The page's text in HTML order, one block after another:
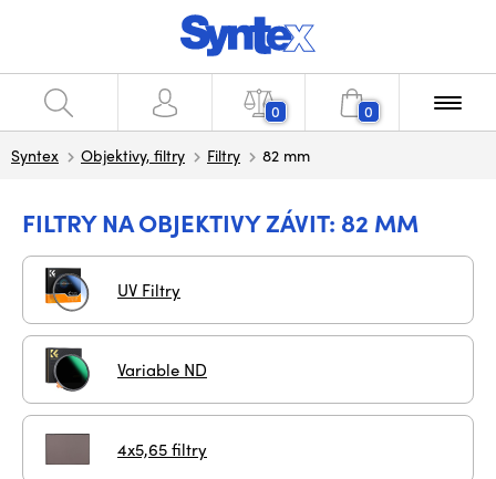
0 0
Syntex Objektivy, filtry Filtry 82 mm
FILTRY NA OBJEKTIVY ZÁVIT: 82 MM
UV Filtry
Variable ND
4x5,65 filtry